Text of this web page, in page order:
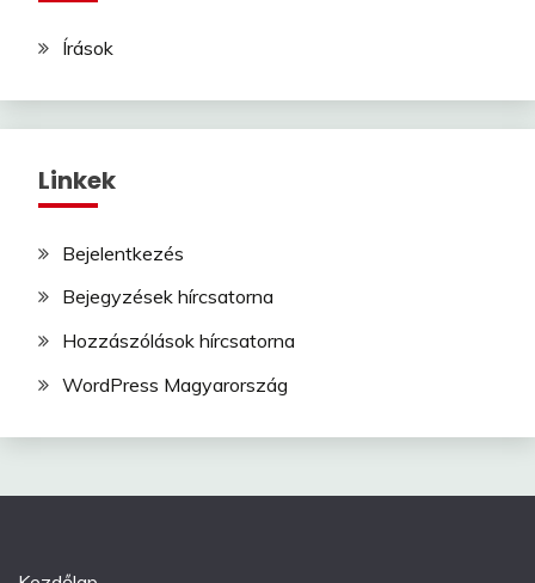
Írások
Linkek
Bejelentkezés
Bejegyzések hírcsatorna
Hozzászólások hírcsatorna
WordPress Magyarország